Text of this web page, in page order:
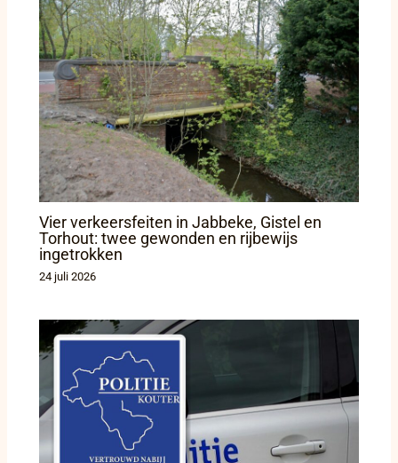
Vier verkeersfeiten in Jabbeke, Gistel en
Torhout: twee gewonden en rijbewijs
ingetrokken
24 juli 2026